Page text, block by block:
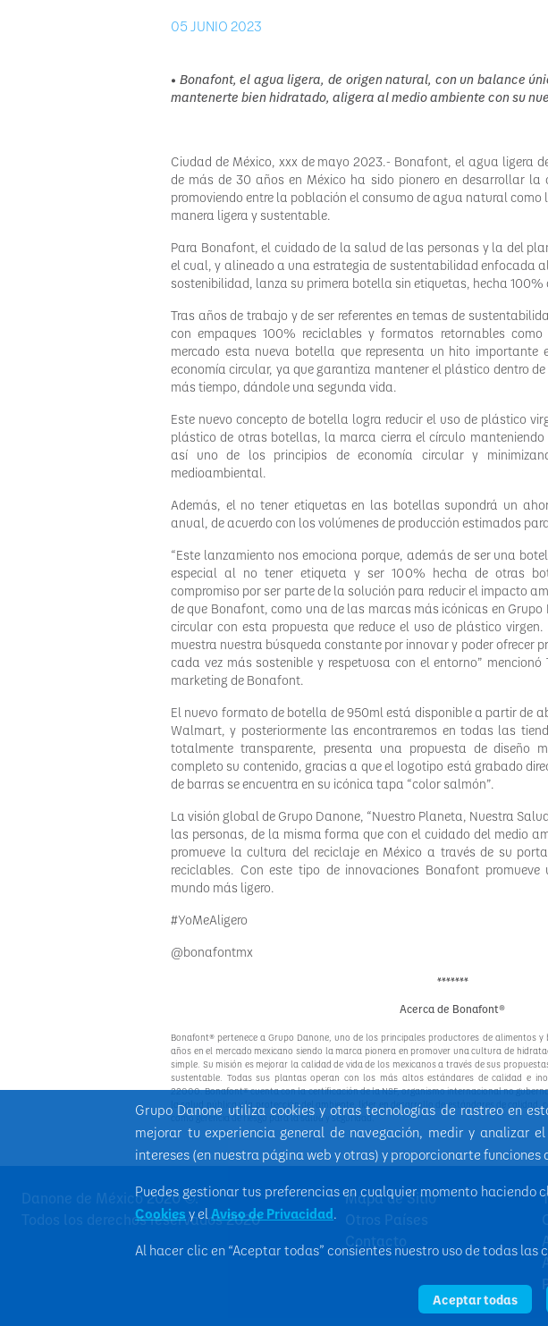
05 JUNIO 2023
• Bonafont, el agua ligera, de origen natural, con un balance
mantenerte bien hidratado, aligera al medio ambiente con su
Ciudad de México, xxx de mayo 2023.- Bonafont, el agua ligera
de más de 30 años en México ha sido pionero en desarrollar
promoviendo entre la población el consumo de agua natural
manera ligera y sustentable.
Para Bonafont, el cuidado de la salud de las personas y la del
el cual, y alineado a una estrategia de sustentabilidad enfocada
sostenibilidad, lanza su primera botella sin etiquetas, hecha 100%
Tras años de trabajo y de ser referentes en temas de
con empaques 100% reciclables y formatos retornables
mercado esta nueva botella que representa un hito importante
economía circular, ya que garantiza mantener el plástico dentro
más tiempo, dándole una segunda vida.
Este nuevo concepto de botella logra reducir el uso de plástico
plástico de otras botellas, la marca cierra el círculo
así uno de los principios de economía circular y
medioambiental.
Además, el no tener etiquetas en las botellas supondrá un
anual, de acuerdo con los volúmenes de producción estimados
“Este lanzamiento nos emociona porque, además de ser una
especial al no tener etiqueta y ser 100% hecha de otras
compromiso por ser parte de la solución para reducir el impacto
de que Bonafont, como una de las marcas más icónicas en
circular con esta propuesta que reduce el uso de plástico
muestra nuestra búsqueda constante por innovar y poder ofrecer
cada vez más sostenible y respetuosa con el entorno” mencionó
marketing de Bonafont.
El nuevo formato de botella de 950ml está disponible a partir de
Walmart, y posteriormente las encontraremos en todas las
totalmente transparente, presenta una propuesta de diseño
completo su contenido, gracias a que el logotipo está grabado
de barras se encuentra en su icónica tapa “color salmón”.
La visión global de Grupo Danone, “Nuestro Planeta, Nuestra
las personas, de la misma forma que con el cuidado del medio
promueve la cultura del reciclaje en México a través de su
reciclables. Con este tipo de innovaciones Bonafont
mundo más ligero.
#YoMeAligero
@bonafontmx
*******
Acerca de Bonafont®
Bonafont® pertenece a Grupo Danone, uno de los principales productores de alimentos
años en el mercado mexicano siendo la marca pionera en promover una cultura de
simple. Su misión es mejorar la calidad de vida de los mexicanos a través de sus
sustentable. Todas sus plantas operan con los más altos estándares de calidad e
22000. Bonafont® cuenta con la certificación de la NSF, organismo internacional no
la salud pública y la protección del ambiente, líder en desarrollo de estándares de calidad,
como gerencia de riesgo para la salud y seguridad.
Danone de México 2020 ©.
Todos los derechos reservados 2020
Mapa de Sitio
Otros Países
Contacto
Grupo Danone utiliza cookies y otras tecnologías de rastreo en
mejorar tu experiencia general de navegación, medir y analizar
intereses (en nuestra página web y otras) y proporcionarte funciones
Puedes gestionar tus preferencias en cualquier momento haciendo
Cookies y elAviso de Privacidad.
Al hacer clic en “Aceptar todas” consientes nuestro uso de todas las
Aceptar todas